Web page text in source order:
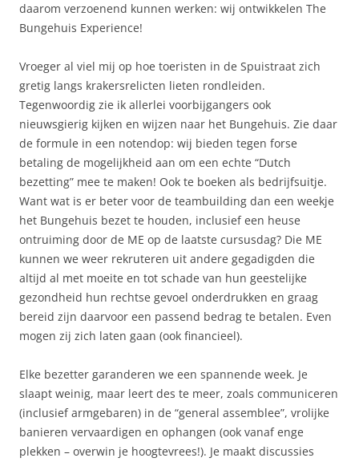
daarom verzoenend kunnen werken: wij ontwikkelen The
Bungehuis Experience!
Vroeger al viel mij op hoe toeristen in de Spuistraat zich
gretig langs krakersrelicten lieten rondleiden.
Tegenwoordig zie ik allerlei voorbijgangers ook
nieuwsgierig kijken en wijzen naar het Bungehuis. Zie daar
de formule in een notendop: wij bieden tegen forse
betaling de mogelijkheid aan om een echte “Dutch
bezetting” mee te maken! Ook te boeken als bedrijfsuitje.
Want wat is er beter voor de teambuilding dan een weekje
het Bungehuis bezet te houden, inclusief een heuse
ontruiming door de ME op de laatste cursusdag? Die ME
kunnen we weer rekruteren uit andere gegadigden die
altijd al met moeite en tot schade van hun geestelijke
gezondheid hun rechtse gevoel onderdrukken en graag
bereid zijn daarvoor een passend bedrag te betalen. Even
mogen zij zich laten gaan (ook financieel).
Elke bezetter garanderen we een spannende week. Je
slaapt weinig, maar leert des te meer, zoals communiceren
(inclusief armgebaren) in de “general assemblee”, vrolijke
banieren vervaardigen en ophangen (ook vanaf enge
plekken – overwin je hoogtevrees!). Je maakt discussies